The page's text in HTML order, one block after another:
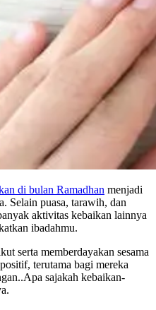
di bulan Ramadhan menjadi
Selain puasa, tarawih, dan
aktivitas kebaikan lainnya
ibadahmu.
serta memberdayakan sesama
terutama bagi mereka
sajakah kebaikan-